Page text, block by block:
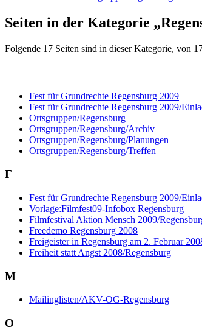
Seiten in der Kategorie
Folgende 17 Seiten sind in dieser Kategorie, von
Fest für Grundrechte Regensburg 2009
Fest für Grundrechte Regensburg 2009/
Ortsgruppen/Regensburg
Ortsgruppen/Regensburg/Archiv
Ortsgruppen/Regensburg/Planungen
Ortsgruppen/Regensburg/Treffen
F
Fest für Grundrechte Regensburg 2009/
Vorlage:Filmfest09-Infobox Regensburg
Filmfestival Aktion Mensch 2009/
Freedemo Regensburg 2008
Freigeister in Regensburg am 2. Februar
Freiheit statt Angst 2008/Regensburg
M
Mailinglisten/AKV-OG-Regensburg
O